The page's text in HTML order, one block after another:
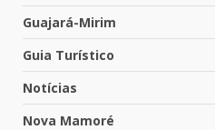
Guajará-Mirim
Guia Turístico
Notícias
Nova Mamoré